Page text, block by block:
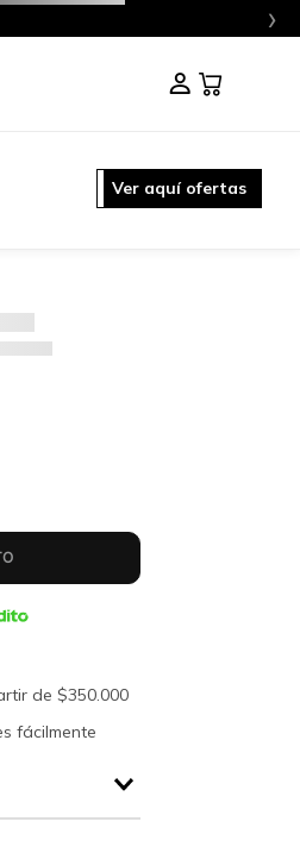
›
Ver aquí ofertas
de $350.000
fácilmente